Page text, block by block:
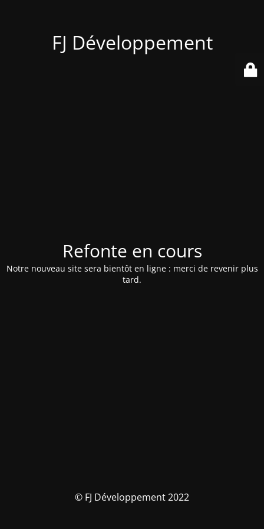
FJ Développement
Refonte en cours
Notre nouveau site sera bientôt en ligne : merci de revenir plus
tard.
© FJ Développement 2022